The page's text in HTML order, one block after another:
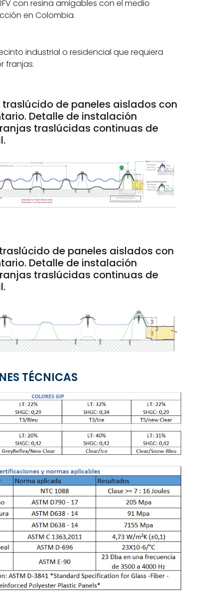
con resina amigables con el medio
en Colombia.
industrial o residencial que requiera
franjas.
de paneles aislados con
Detalle de instalación
traslúcidas continuas de
de paneles aislados con
Detalle de instalación
traslúcidas continuas de
TÉCNICAS